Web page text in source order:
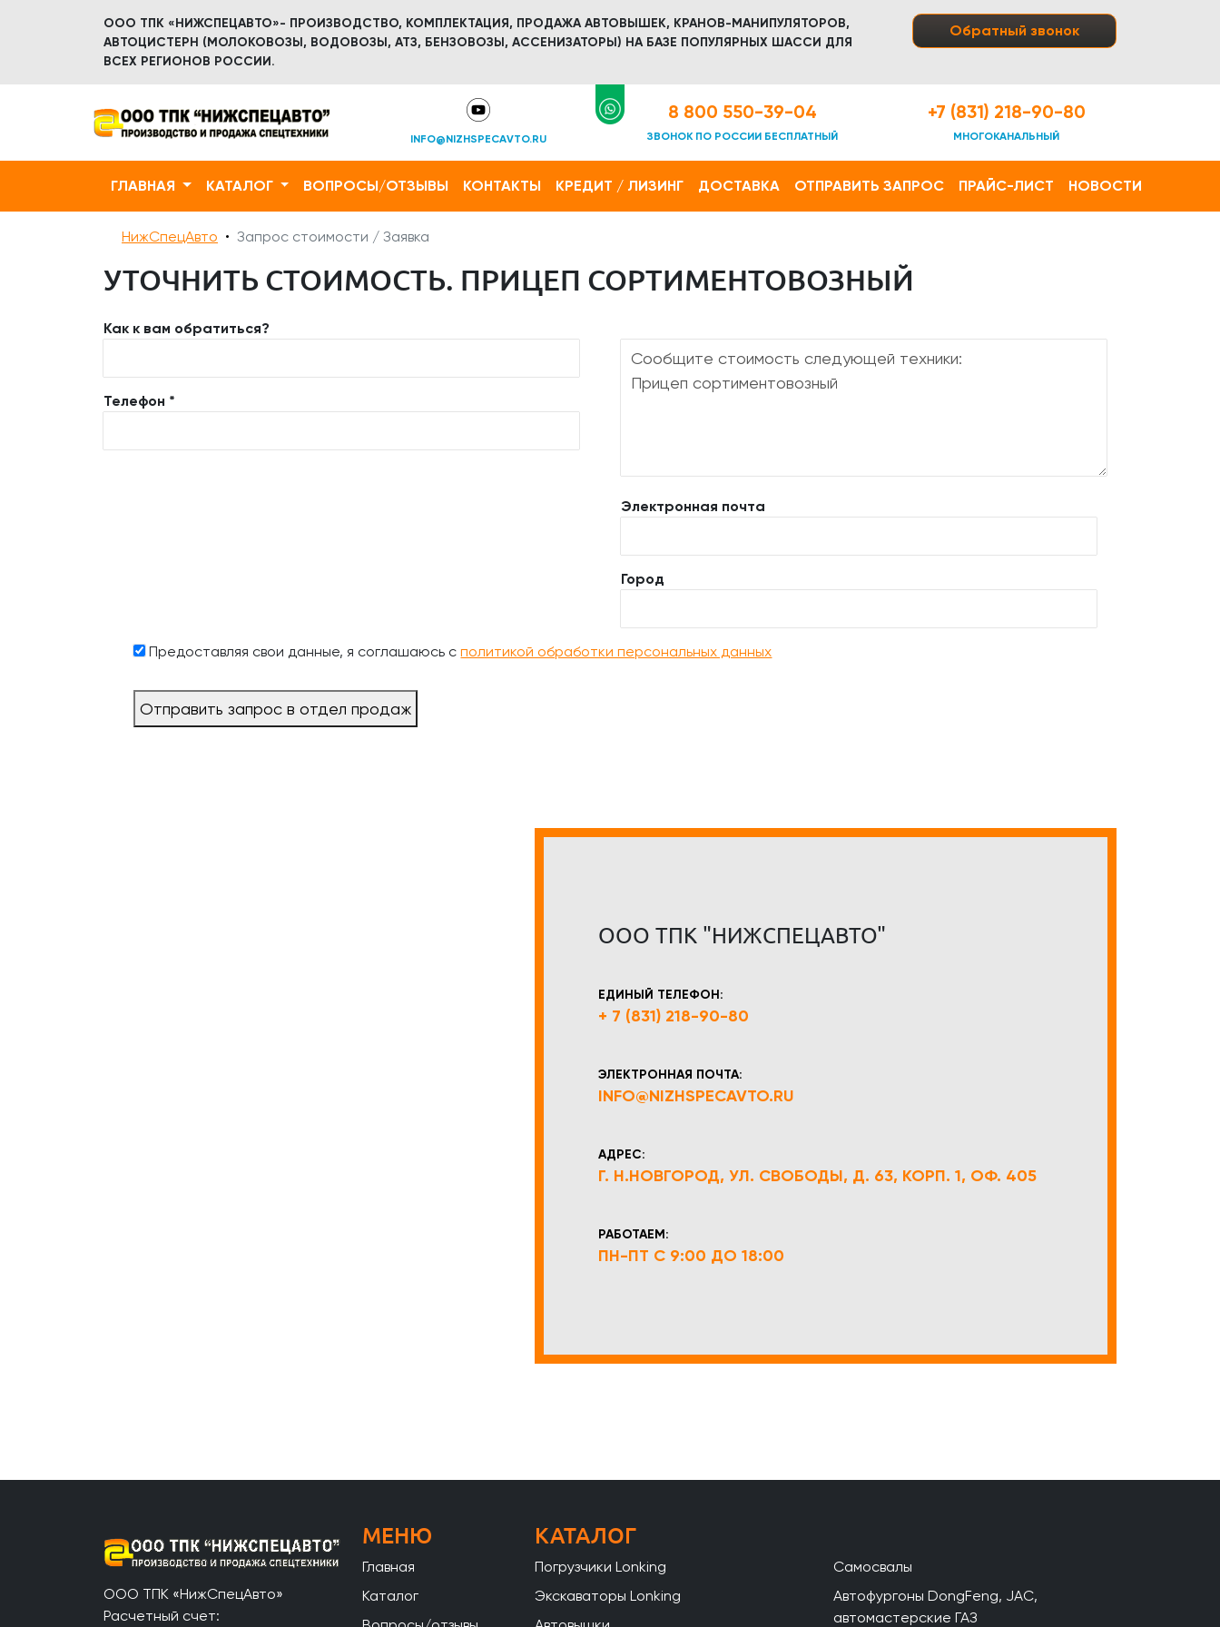
ООО ТПК «НИЖСПЕЦАВТО»- ПРОИЗВОДСТВО, КОМПЛЕКТАЦИЯ, ПРОДАЖА АВТОВЫШЕК, КРАНОВ-МАНИПУЛЯТОРОВ,
АВТОЦИСТЕРН (МОЛОКОВОЗЫ, ВОДОВОЗЫ, АТЗ, БЕНЗОВОЗЫ, АССЕНИЗАТОРЫ) НА БАЗЕ ПОПУЛЯРНЫХ ШАССИ ДЛЯ
ВСЕХ РЕГИОНОВ РОССИИ.
Обратный звонок
INFO@NIZHSPECAVTO.RU
8 800 550-39-04
ЗВОНОК ПО РОССИИ БЕСПЛАТНЫЙ
+7 (831) 218-90-80
МНОГОКАНАЛЬНЫЙ
ГЛАВНАЯ КАТАЛОГ ВОПРОСЫ/ОТЗЫВЫ КОНТАКТЫ КРЕДИТ / ЛИЗИНГ ДОСТАВКА ОТПРАВИТЬ ЗАПРОС ПРАЙС-ЛИСТ НОВОСТИ
НижСпецАвто Запрос стоимости / Заявка
УТОЧНИТЬ СТОИМОСТЬ. ПРИЦЕП СОРТИМЕНТОВОЗНЫЙ
Как к вам обратиться?
Телефон *
Электронная почта
Город
Предоставляя свои данные, я соглашаюсь сполитикой обработки персональных данных
Отправить запрос в отдел продаж
ООО ТПК "НИЖСПЕЦАВТО"
ЕДИНЫЙ ТЕЛЕФОН:
+ 7 (831) 218-90-80
ЭЛЕКТРОННАЯ ПОЧТА:
INFO@NIZHSPECAVTO.RU
АДРЕС:
Г. Н.НОВГОРОД, УЛ. СВОБОДЫ, Д. 63, КОРП. 1, ОФ. 405
РАБОТАЕМ:
ПН-ПТ С 9:00 ДО 18:00
ООО ТПК «НижСпецАвто»
Расчетный счет:
МЕНЮ
Главная
Каталог
КАТАЛОГ
Погрузчики Lonking
Экскаваторы Lonking
Самосвалы
Автофургоны DongFeng, JAC,
автомастерские ГАЗ